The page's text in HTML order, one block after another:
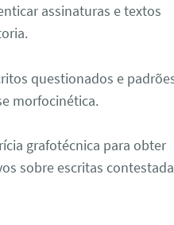
assinaturas e textos
questionados e
morfocinética.
grafotécnica para obter
sobre escritas